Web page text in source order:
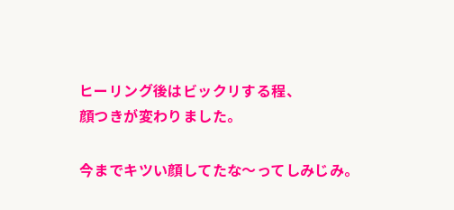
ヒーリング後はビックリする程、
顔つきが変わりました。
今までキツい顔してたな～ってしみじみ。